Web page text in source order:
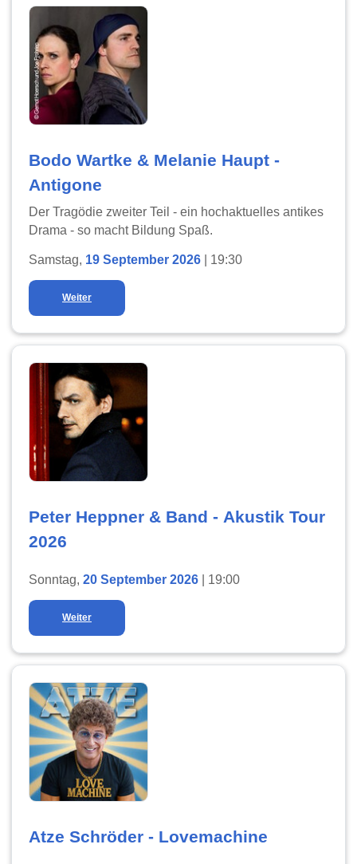
Bodo Wartke & Melanie Haupt -
Antigone
Der Tragödie zweiter Teil - ein hochaktuelles antikes
Drama - so macht Bildung Spaß.
Samstag, 19 September 2026 | 19:30
Weiter
Peter Heppner & Band - Akustik Tour
2026
Sonntag, 20 September 2026 | 19:00
Weiter
Atze Schröder - Lovemachine